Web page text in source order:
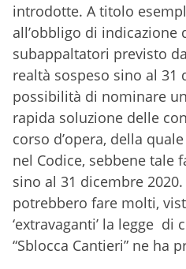
introdotte. A titolo
all’obbligo di indicazione
subappaltatori previsto
realtà sospeso sino al 31
possibilità di nominare
rapida soluzione delle
corso d’opera, della
nel Codice, sebbene tale
sino al 31 dicembre
potrebbero fare molti,
‘extravaganti’ la legge di
“Sblocca Cantieri” ne ha